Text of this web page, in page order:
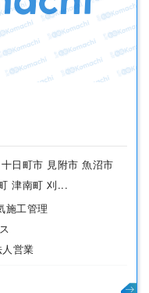
日町市 見附市 魚沼市
津南町 刈...
施工管理
営業